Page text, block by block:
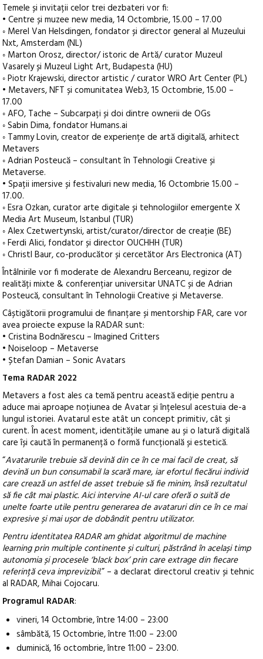
Temele și invitații celor trei dezbateri vor fi:
• Centre și muzee new media, 14 Octombrie, 15.00 – 17.00
◦ Merel Van Helsdingen, fondator și director general al Muzeului
Nxt, Amsterdam (NL)
◦ Marton Orosz, director/ istoric de Artă/ curator Muzeul
Vasarely și Muzeul Light Art, Budapesta (HU)
◦ Piotr Krajewski, director artistic / curator WRO Art Center (PL)
• Metavers, NFT și comunitatea Web3, 15 Octombrie, 15.00 –
17.00
◦ AFO, Tache – Subcarpați și doi dintre ownerii de OGs
◦ Sabin Dima, fondator Humans.ai
◦ Tammy Lovin, creator de experiențe de artă digitală, arhitect
Metavers
◦ Adrian Posteucă – consultant în Tehnologii Creative și
Metaverse.
• Spații imersive și festivaluri new media, 16 Octombrie 15.00 –
17.00.
◦ Esra Ozkan, curator arte digitale și tehnologiilor emergente X
Media Art Museum, Istanbul (TUR)
◦ Alex Czetwertynski, artist/curator/director de creație (BE)
◦ Ferdi Alici, fondator și director OUCHHH (TUR)
◦ Christl Baur, co-producător și cercetător Ars Electronica (AT)
Întâlnirile vor fi moderate de Alexandru Berceanu, regizor de
realități mixte & conferențiar universitar UNATC și de Adrian
Posteucă, consultant în Tehnologii Creative și Metaverse.
Câștigătorii programului de finanțare și mentorship FAR, care vor
avea proiecte expuse la RADAR sunt:
• Cristina Bodnărescu – Imagined Critters
• Noiseloop – Metaverse
• Ștefan Damian – Sonic Avatars
Tema RADAR 2022
Metavers a fost ales ca temă pentru această ediție pentru a
aduce mai aproape noțiunea de Avatar și înțelesul acestuia de-a
lungul istoriei. Avatarul este atât un concept primitiv, cât și
curent. În acest moment, identitățile umane au și o latură digitală
care își caută în permanență o formă funcțională și estetică.
“Avatarurile trebuie să devină din ce în ce mai facil de creat, să
devină un bun consumabil la scară mare, iar efortul fiecărui individ
care crează un astfel de asset trebuie să fie minim, însă rezultatul
să fie cât mai plastic. Aici intervine AI-ul care oferă o suită de
unelte foarte utile pentru generarea de avataruri din ce în ce mai
expresive și mai ușor de dobândit pentru utilizator.
Pentru identitatea RADAR am ghidat algoritmul de machine
learning prin multiple continente și culturi, păstrând în același timp
autonomia și procesele ‘black box’ prin care extrage din fiecare
referință ceva imprevizibil.” – a declarat directorul creativ și tehnic
al RADAR, Mihai Cojocaru.
Programul RADAR:
vineri, 14 Octombrie, între 14:00 – 23:00
sâmbătă, 15 Octombrie, între 11:00 – 23:00
duminică, 16 octombrie, între 11:00 – 23:00.